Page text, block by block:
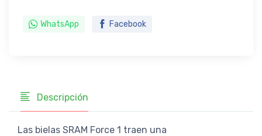
WhatsApp Facebook
Descripción
Las bielas SRAM Force 1 traen una